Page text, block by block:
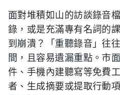
面對堆積如山的訪談錄音
錄，或是充滿專有名詞的
到崩潰？「重聽錄音」往
間，且容易遺漏重點。市
件、手機內建聽寫等免費
者、生成摘要或提取行動